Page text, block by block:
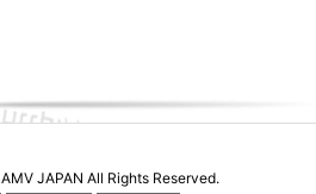
AMV JAPAN All Rights Reserved.